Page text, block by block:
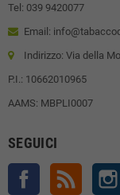
Tel: 039 9420077
Email:
Indirizzo: Via della
P.I.: 10662010965
AAMS: MBPLI0007
SEGUICI
Facebook Rss